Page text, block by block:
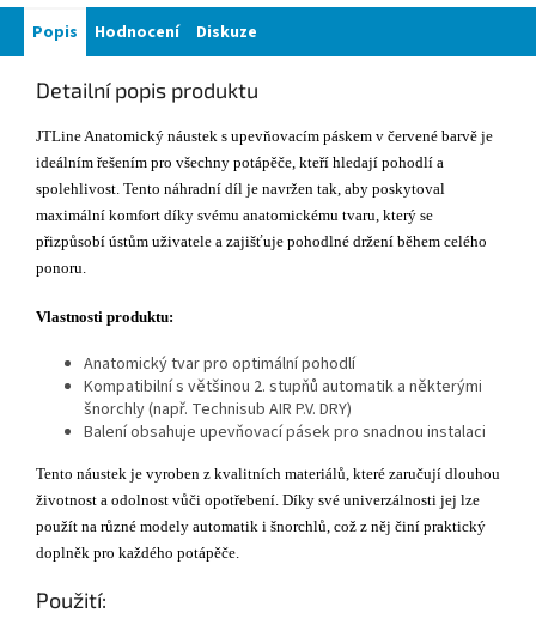
Popis Hodnocení Diskuze
Detailní popis produktu
JTLine Anatomický náustek s upevňovacím páskem v červené barvě je
ideálním řešením pro všechny potápěče, kteří hledají pohodlí a
spolehlivost. Tento náhradní díl je navržen tak, aby poskytoval
maximální komfort díky svému anatomickému tvaru, který se
přizpůsobí ústům uživatele a zajišťuje pohodlné držení během celého
ponoru.
Vlastnosti produktu:
Anatomický tvar pro optimální pohodlí
Kompatibilní s většinou 2. stupňů automatik a některými
šnorchly (např. Technisub AIR P.V. DRY)
Balení obsahuje upevňovací pásek pro snadnou instalaci
Tento náustek je vyroben z kvalitních materiálů, které zaručují dlouhou
životnost a odolnost vůči opotřebení. Díky své univerzálnosti jej lze
použít na různé modely automatik i šnorchlů, což z něj činí praktický
doplněk pro každého potápěče.
Použití: